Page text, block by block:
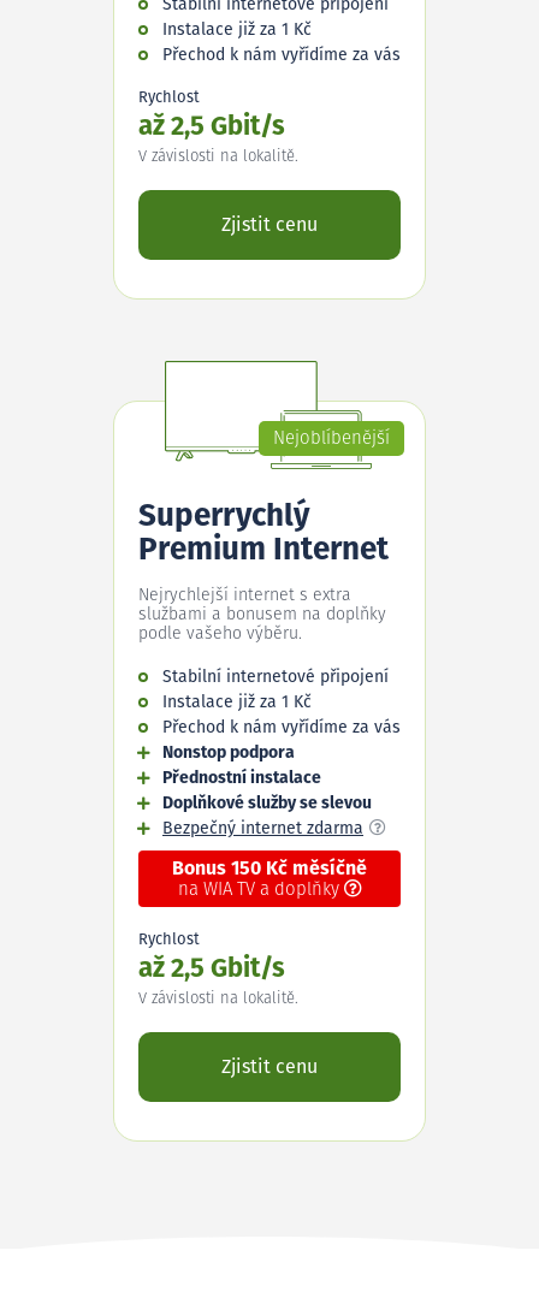
Stabilní internetové připojení
Instalace již za 1 Kč
Přechod k nám vyřídíme za vás
Rychlost
až 2,5 Gbit/s
V závislosti na lokalitě.
Zjistit cenu
Nejoblíbenější
Superrychlý
Premium Internet
Nejrychlejší internet s extra
službami a bonusem na doplňky
podle vašeho výběru.
Stabilní internetové připojení
Instalace již za 1 Kč
Přechod k nám vyřídíme za vás
Nonstop podpora
Přednostní instalace
Doplňkové služby se slevou
Bezpečný internet zdarma
Bonus 150 Kč měsíčně
na WIA TV a doplňky
Rychlost
až 2,5 Gbit/s
V závislosti na lokalitě.
Zjistit cenu